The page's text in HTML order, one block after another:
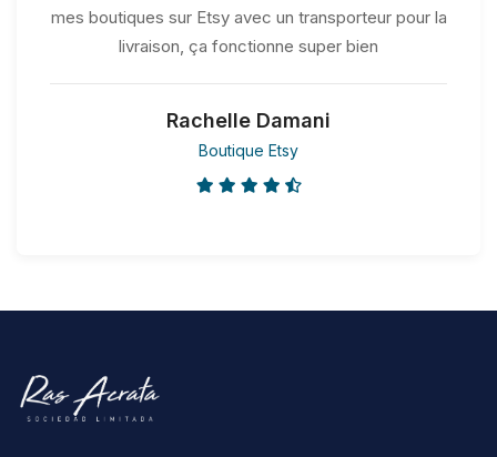
mes boutiques sur Etsy avec un transporteur pour la
livraison, ça fonctionne super bien
Rachelle Damani
Boutique Etsy